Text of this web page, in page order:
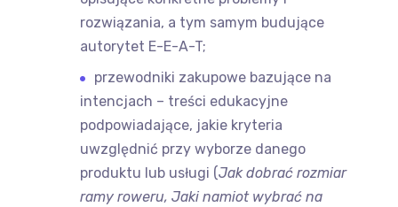
rozwiązania, a tym samym budujące
autorytet E-E-A-T;
przewodniki zakupowe bazujące na
intencjach – treści edukacyjne
podpowiadające, jakie kryteria
uwzględnić przy wyborze danego
produktu lub usługi (Jak dobrać rozmiar
ramy roweru, Jaki namiot wybrać na